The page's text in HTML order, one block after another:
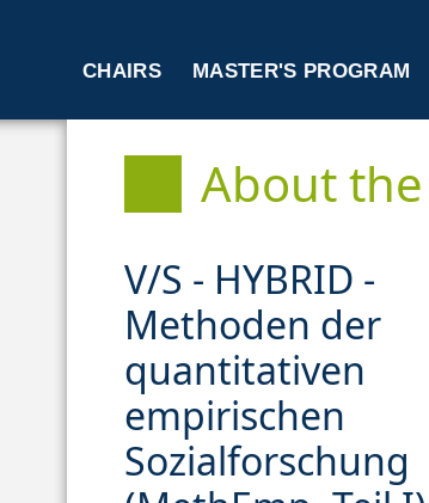
CHAIRS MASTER'S PROGRAM
About
V/S - HYBRID -
Methoden der
quantitativen
empirischen
Sozialforschung